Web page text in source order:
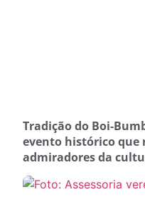
Tradição do Boi-
evento histórico que
admiradores da